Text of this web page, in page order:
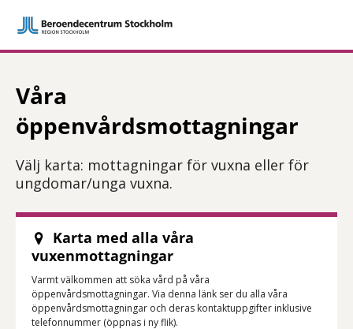
Våra
öppenvårdsmottagningar
Välj karta: mottagningar för vuxna eller för
ungdomar/unga vuxna.
Karta med alla våra
vuxenmottagningar
Varmt välkommen att söka vård på våra
öppenvårdsmottagningar. Via denna länk ser du alla våra
öppenvårdsmottagningar och deras kontaktuppgifter inklusive
telefonnummer (öppnas i ny flik).